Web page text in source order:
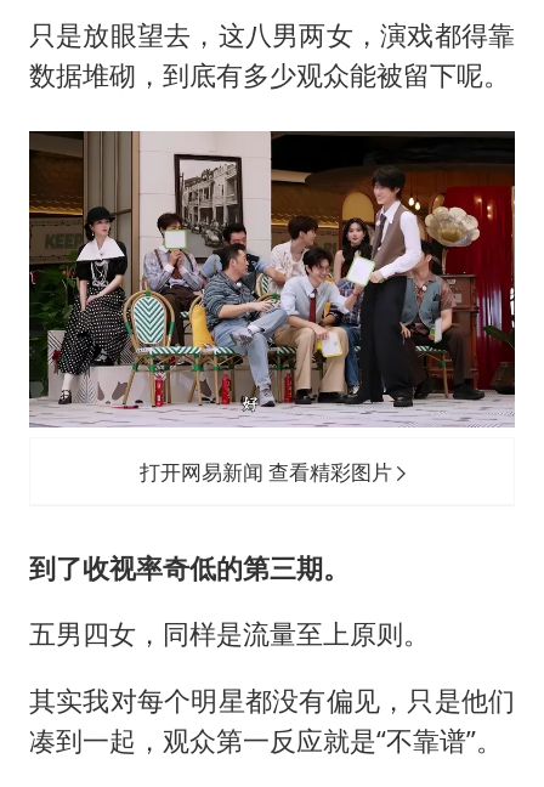
只是放眼望去，这八男两女，演戏都得靠
数据堆砌，到底有多少观众能被留下呢。
打开网易新闻 查看精彩图片
到了收视率奇低的第三期。
五男四女，同样是流量至上原则。
其实我对每个明星都没有偏见，只是他们
凑到一起，观众第一反应就是“不靠谱”。